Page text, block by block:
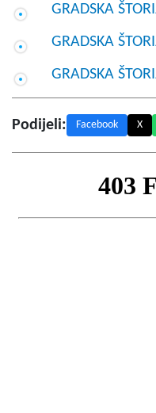
GRADSKA
GRADSKA
GRADSKA
Podijeli: Facebook X